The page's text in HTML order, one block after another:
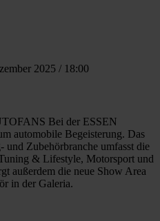
2025 / 18:00
Bei der ESSEN
automobile Begeisterung. Das
und Zubehörbranche umfasst die
& Lifestyle, Motorsport und
außerdem die neue Show Area
in der Galeria.